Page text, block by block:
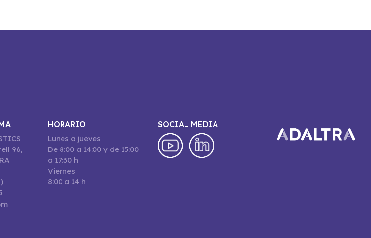
96,
HORARIO
Lunes a jueves
De 8:00 a 14:00 y de 15:00
a 17:30 h
Viernes
8:00 a 14 h
SOCIAL MEDIA